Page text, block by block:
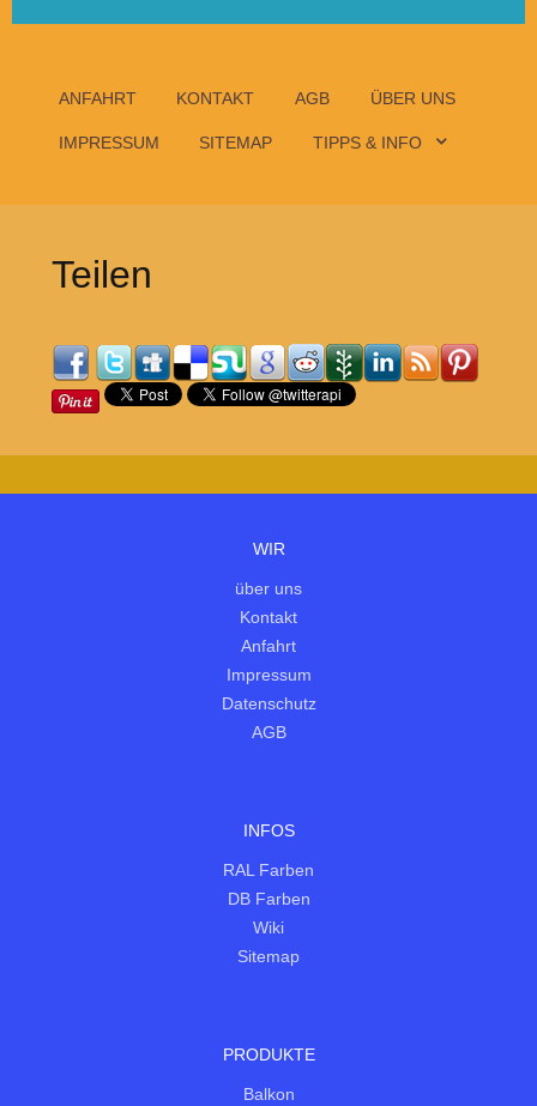
ANFAHRT KONTAKT AGB ÜBER UNS
IMPRESSUM SITEMAP TIPPS & INFO
Teilen
WIR
über uns
Kontakt
Anfahrt
Impressum
Datenschutz
AGB
INFOS
RAL Farben
DB Farben
Wiki
Sitemap
PRODUKTE
Balkon